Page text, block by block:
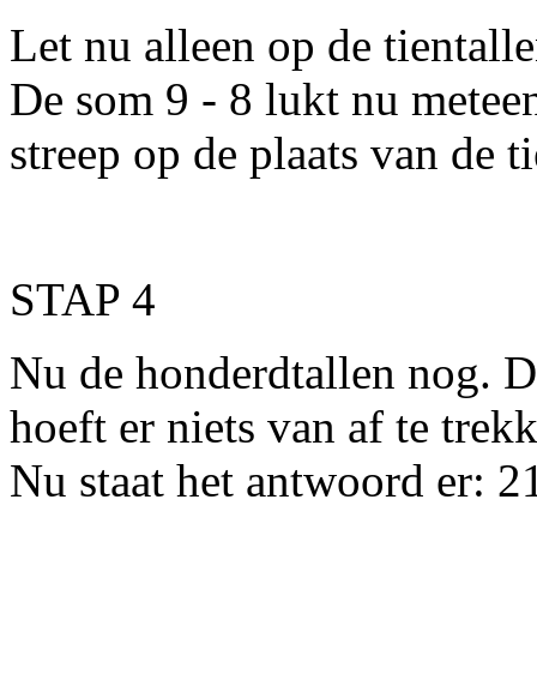
Let nu alleen op de
De som 9 - 8 lukt nu
streep op de plaats van de
STAP 4
Nu de honderdtallen nog.
hoeft er niets van af te
Nu staat het antwoord er: